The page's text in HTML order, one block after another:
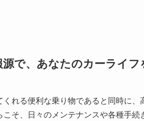
で、あなたのカーライフ
れる便利な乗り物であると同時に
そ、日々のメンテナンスや各種手